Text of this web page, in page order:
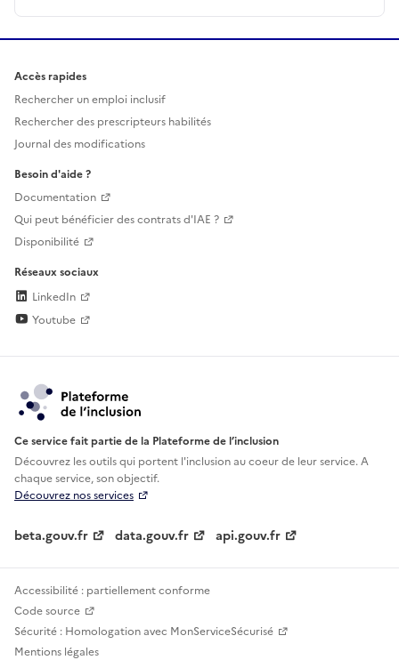
Accès rapides
Rechercher un emploi inclusif
Rechercher des prescripteurs habilités
Journal des modifications
Besoin d'aide ?
Documentation
Qui peut bénéficier des contrats d'IAE ?
Disponibilité
Réseaux sociaux
LinkedIn
Youtube
Ce service fait partie de la Plateforme de l’inclusion
Découvrez les outils qui portent l'inclusion aucoeur de leur service. A
chaque service, son objectif.
Découvrez nos services
beta.gouv.fr data.gouv.fr api.gouv.fr
Accessibilité : partiellement conforme
Code source
Sécurité : Homologation avec MonServiceSécurisé
Mentions légales